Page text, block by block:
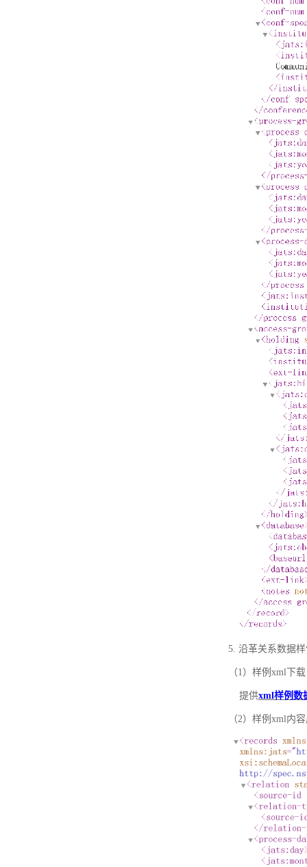
5. 沿革关系数据
（1）样例xml下载
提供xml样例数
（2）样例xml内